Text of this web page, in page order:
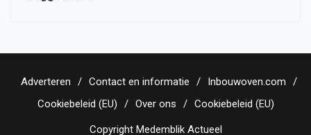
Adverteren Contact en informatie
Inbouwoven.com
Cookiebeleid (EU)
Over ons Cookiebeleid (EU)
Copyright Medemblik Actueel